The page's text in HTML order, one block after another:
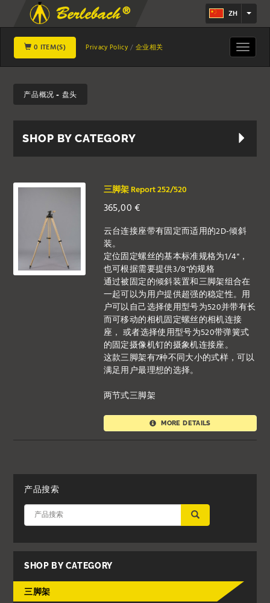
ZH
0 ITEM(S) Privacy Policy 企业相关
Toggle
产品概况 - 盘头
SHOP BY CATEGORY
三脚架 Report 252/520
365,00€
云台连接座带有固定而适用的2D-倾斜
装。
定位固定螺丝的基本标准规格为1/4"，
也可根据需要提供3/8"的规格
通过被固定的倾斜装置和三脚架组合在
一起可以为用户提供超强的稳定性。用
户可以自己选择使用型号为520并带有长
而可移动的相机固定螺丝的相机连接
座， 或者选择使用型号为520带弹簧式
的固定摄像机钉的摄象机连接座。
这款三脚架有7种不同大小的式样，可以
满足用户最理想的选择。
两节式三脚架
MORE DETAILS
产品搜索
SHOP BY CATEGORY
三脚架